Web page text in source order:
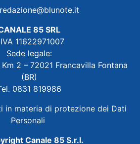
redazione@blunote.it
85 SRL
11622971007
Sede legale:
2 – 72021 Francavilla Fontana
(BR)
0831 819986
in materia di protezione dei Dati
Personali
Canale 85 S.r.l.